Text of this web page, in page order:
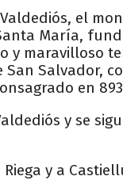
el
María,
y maravilloso
San Salvador,
en
y se
y a